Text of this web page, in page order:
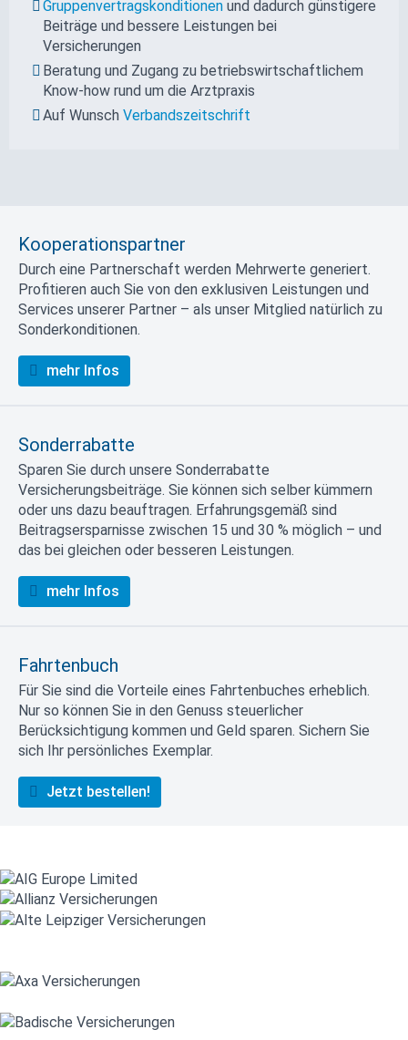
Gruppenvertragskonditionen und dadurch günstigere
Beiträge und bessere Leistungen bei
Versicherungen
Beratung und Zugang zu betriebswirtschaftlichem
Know-how rund um die Arztpraxis
Auf Wunsch Verbandszeitschrift
Kooperationspartner
Durch eine Partnerschaft werden Mehrwerte generiert.
Profitieren auch Sie von den exklusiven Leistungen und
Services unserer Partner – als unser Mitglied natürlich zu
Sonderkonditionen.
mehr Infos
Sonderrabatte
Sparen Sie durch unsere Sonderrabatte
Versicherungsbeiträge. Sie können sich selber kümmern
oder uns dazu beauftragen. Erfahrungsgemäß sind
Beitragsersparnisse zwischen 15 und 30 % möglich – und
das bei gleichen oder besseren Leistungen.
mehr Infos
Fahrtenbuch
Für Sie sind die Vorteile eines Fahrtenbuches erheblich.
Nur so können Sie in den Genuss steuerlicher
Berücksichtigung kommen und Geld sparen. Sichern Sie
sich Ihr persönliches Exemplar.
Jetzt bestellen!